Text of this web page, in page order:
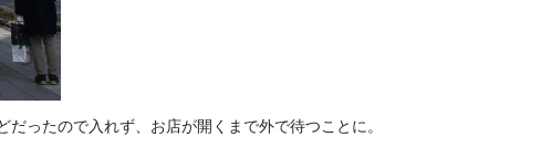
ったので入れず、お店が開くまで外で待つことに。